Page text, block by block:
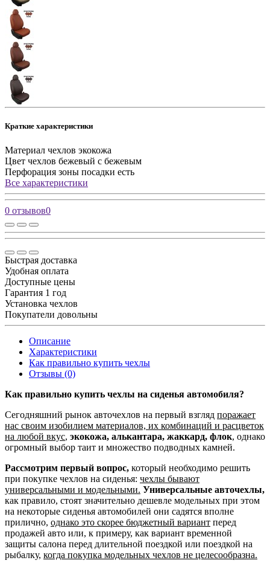
Краткие характеристики
Материал чехлов экокожа
Цвет чехлов бежевый с бежевым
Перфорация зоны посадки есть
Все характеристики
0 отзывов0
Быстрая доставка
Удобная оплата
Доступные цены
Гарантия 1 год
Установка чехлов
Покупатели довольны
Описание
Характеристики
Как правильно купить чехлы
Отзывы (0)
Как правильно купить чехлы на сиденья автомобиля?
Сегодняшний рынок авточехлов на первый взгляд поражает
нас своим изобилием материалов, их комбинаций и расцветок
на любой вкус, экокожа, алькантара, жаккард, флок, однако
огромный выбор таит и множество подводных камней.
Рассмотрим первый вопрос, который необходимо решить
при покупке чехлов на сиденья: чехлы бывают
универсальными и модельными. Универсальные авточехлы,
как правило, стоят значительно дешевле модельных при этом
на некоторые сиденья автомобилей они садятся вполне
прилично, однако это скорее бюджетный вариант перед
продажей авто или, к примеру, как вариант временной
защиты салона перед длительной поездкой или поездкой на
рыбалку, когда покупка модельных чехлов не целесообразна.